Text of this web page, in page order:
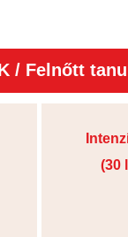
/ Felnőtt
(30